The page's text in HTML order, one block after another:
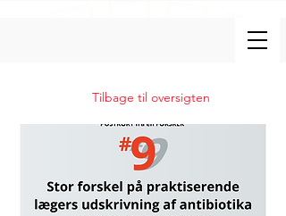
Tilbage til oversigten